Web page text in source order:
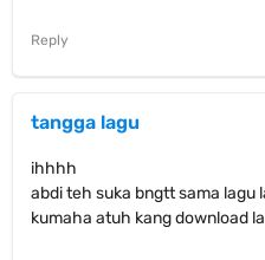
Reply
tangga lagu
ihhhh
abdi teh suka bngtt sama
kumaha atuh kang download